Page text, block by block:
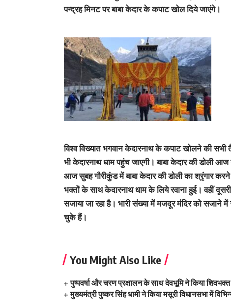
पन्द्रह मिनट पर बाबा केदार के कपाट खोल दिये जाएंगे।
विश्व विख्यात भगवान केदारनाथ के कपाट खोलने की सभी
भी केदारनाथ धाम पहुंच जाएगी। बाबा केदार की डोली
आज सुबह गौरीकुंड में बाबा केदार की डोली का श्रृंगार
भक्तों के साथ केदारनाथ धाम के लिये रवाना हुई। वहीं
सजाया जा रहा है। भारी संख्या में मजदूर मंदिर को
चुके हैं।
You Might Also Like
पुष्पवर्षा और चरण प्रक्षालन के साथ देवभूमि ने किया
मुख्यमंत्री पुष्कर सिंह धामी ने किया मसूरी विधानसभा में